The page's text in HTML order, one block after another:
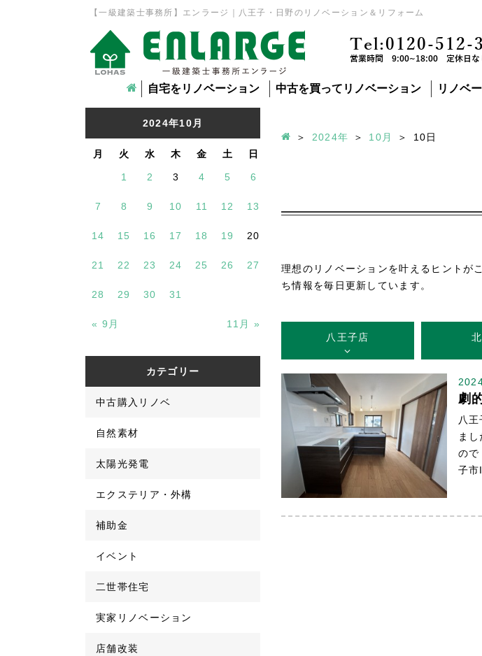
【一級建築士事務所】エンラージ｜八王子・日野のリノベーション＆リフォーム
Tel:0120-512-
営業時間 9:00~18:00 定休日な
自宅をリノベーション 中古を買ってリノベーション リノベ
2024年10月
月 火 水 木 金 土 日
« 9月 11月 »
1 2 3 4 5 6
7 8 9 10 11 12 13
14 15 16 17 18 19 20
21 22 23 24 25 26 27
28 29 30 31
カテゴリー
中古購入リノベ
自然素材
太陽光発電
エクステリア・外構
補助金
イベント
二世帯住宅
実家リノベーション
店舗改装
2024年 10月 10日
理想のリノベーションを叶えるヒントが
ち情報を毎日更新しています。
八王子店
劇
八
ま
の
子